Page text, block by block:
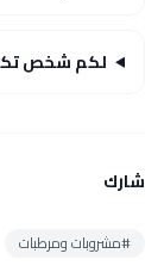
لكم شخص
شارك
#مشروبات ومرطبات